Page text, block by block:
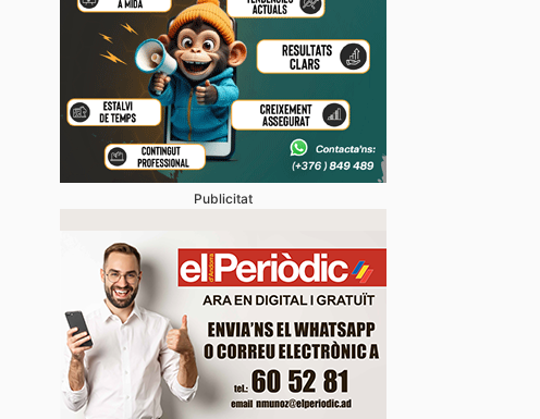
Publicitat